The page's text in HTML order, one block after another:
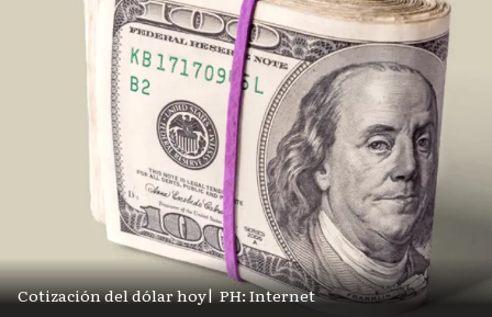
Cotización del dólar hoy| PH: Internet